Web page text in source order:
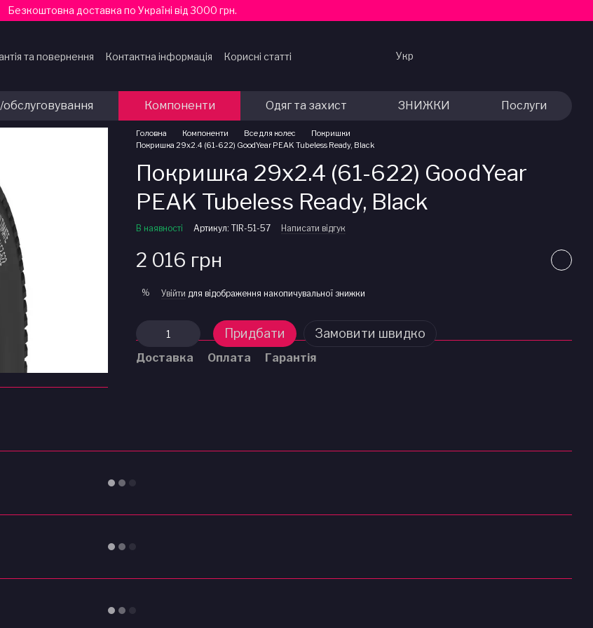
Безкоштовна доставка по Україні від 3000 грн.
та повернення Контактна інформація
Корисні статті
Укр
Компоненти Одяг та захист ЗНИЖКИ Послуги
Головна Компоненти Все для колес
Покришки
Покришка 29x2.4 (61-622) GoodYear PEAK Tubeless Ready, Black
Покришка 29x2.4 (61-622) GoodYear
PEAK Tubeless Ready, Black
В наявності Артикул: TIR-51-57 Написати відгук
2 016 грн
% Увійти для відображення накопичувальної знижки
Придбати Замовити швидко
Доставка Оплата Гарантія